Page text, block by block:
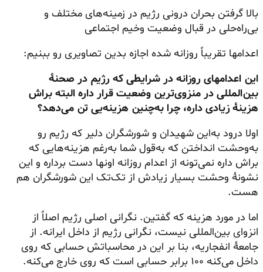
بالا گرفتن بحران درونی رژیم در زمینه‌های مختلف و
بی‌راه‌حلی در قبال وضعیت وخیم اجتماعی
اعدامها تقریباً روزانه شده اجازه بدین تصاویری رو ببنیم:
این اعدامهای روزانه در شرایطی که رژیم در صحنهٔ
بین‌المللی در منزوی‌ترین وضعیت قرار داره البته براش
هزینهٔ زیادی داره، چرا به‌چنین هزینه‌یی تن می‌دهد؟
اولا درود به‌این شهیدان و شورشگران دلیر که رژیم رو
به‌وحشت انداختن که به‌قول شما به‌رغم هزینه‌هایی که
براش داره نمی‌تونه از اعدام روزانه اونها دست برداره و این
نشونهٔ وحشت بسیار زیادش از تک‌تک این شورشگران هم
هست.
اما در مورد هزینه که گفتین. نگرانی اصلی رژیم اصلاً از
انزوای بین‌المللی نیست، نگرانی رژیم از داخل ایرانه. از
جامعهٔ انفجاریه، بنا بر این در محاسباتش حسابی که روی
داخل می‌کنه ۱۰۰ برابر
حسابی است که روی خارج می‌کنه.